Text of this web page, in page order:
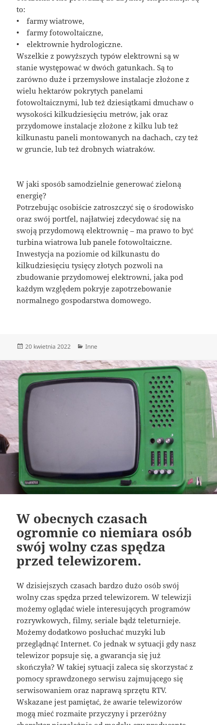
to:
• farmy wiatrowe,
• farmy fotowoltaiczne,
• elektrownie hydrologiczne.
Wszelkie z powyższych typów elektrowni są w
stanie występować w dwóch gatunkach. Są to
zarówno duże i przemysłowe instalacje złożone z
wielu hektarów pokrytych panelami
fotowoltaicznymi, lub też dziesiątkami dmuchaw o
wysokości kilkudziesięciu metrów, jak oraz
przydomowe instalacje złożone z kilku lub też
kilkunastu paneli montowanych na dachach, czy też
w gruncie, lub też drobnych wiatraków.
W jaki sposób samodzielnie generować zieloną
energię?
Potrzebując osobiście zatroszczyć się o środowisko
oraz swój portfel, najłatwiej zdecydować się na
swoją przydomową elektrownię – ma prawo to być
turbina wiatrowa lub panele fotowoltaiczne.
Inwestycja na poziomie od kilkunastu do
kilkudziesięciu tysięcy złotych pozwoli na
zbudowanie przydomowej elektrowni, jaka pod
każdym względem pokryje zapotrzebowanie
normalnego gospodarstwa domowego.
Data
20 kwietnia 2022 Kategorie
Inne
W obecnych czasach
ogromnie co niemiara osób
swój wolny czas spędza
przed telewizorem.
W dzisiejszych czasach bardzo dużo osób swój
wolny czas spędza przed telewizorem. W telewizji
możemy oglądać wiele interesujących programów
rozrywkowych, filmy, seriale bądź teleturnieje.
Możemy dodatkowo posłuchać muzyki lub
przeglądnąć Internet. Co jednak w sytuacji gdy nasz
telewizor popsuje się, a gwarancja się już
skończyła? W takiej sytuacji zaleca się skorzystać z
pomocy sprawdzonego serwisu zajmującego się
serwisowaniem oraz naprawą sprzętu RTV.
Wskazane jest pamiętać, że awarie telewizorów
mogą mieć rozmaite przyczyny i przeróżny